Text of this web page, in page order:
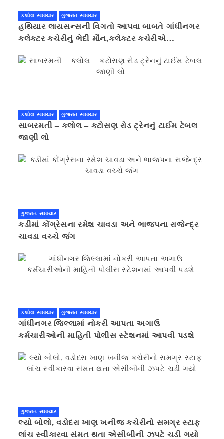
કલોલ સમાચાર ગુજરાત સમાચાર
હથિયાર લાયસન્સની વિગતો આપવા બાબતે ગાંધીનગર
કલેક્ટર કચેરીનું ભેદી મૌન,કલેક્ટર કચેરીએ
કલોલ સમાચાર ગુજરાત સમાચાર
સાબરમતી – કલોલ – કટોસણ રોડ ટ્રેનનું ટાઈમ ટેબલ
જાણી લો
ગુજરાત સમાચાર
કડીમાં કોંગ્રેસના રમેશ ચાવડા અને ભાજપના રાજેન્દ્ર
ચાવડા વચ્ચે જંગ
કલોલ સમાચાર ગુજરાત સમાચાર
ગાંધીનગર જિલ્લામાં નોકરી આપતા અગાઉ
કર્મચારીઓની માહિતી પોલીસ સ્ટેશનમાં આપવી પડશે
ગુજરાત સમાચાર
લ્યો બોલો, વડોદરા ખાણ ખનીજ કચેરીનો સમગ્ર સ્ટાફ
લાંચ સ્વીકારવા સંમત થતા એસીબીની ઝપટે ચડી ગયો